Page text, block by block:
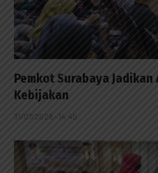
Pemkot Surabaya Jadikan
Kebijakan
31/07/2026 - 14:45